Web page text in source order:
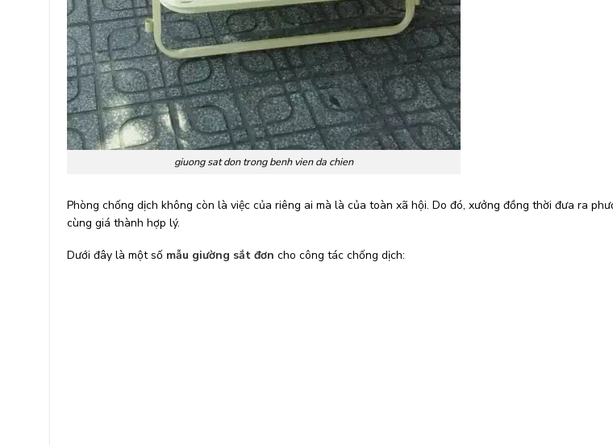
giuong sat don trong benh vien da chien
Phòng chống dịch không còn là việc của riêng ai mà là của toàn xã hội. Do đó, xưởng đồng thời đưa ra
cùng giá thành hợp lý.
Dưới đây là một số mẫu giường sắt đơn cho công tác chống dịch: